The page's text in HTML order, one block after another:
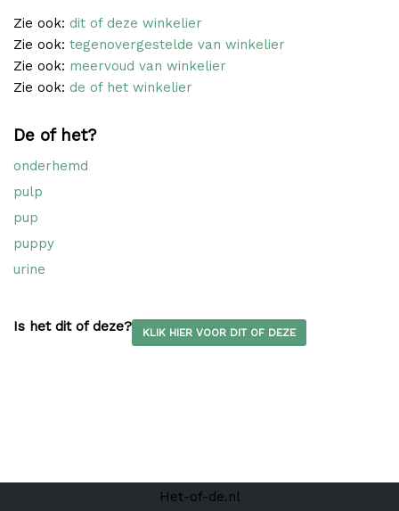
Zie ook: dit of deze winkelier
Zie ook: tegenovergestelde van winkelier
Zie ook: meervoud van winkelier
Zie ook: de of het winkelier
De of het?
onderhemd
pulp
pup
puppy
urine
Is het dit of deze? KLIK HIER VOOR DIT OF DEZE
Het-of-de.nl